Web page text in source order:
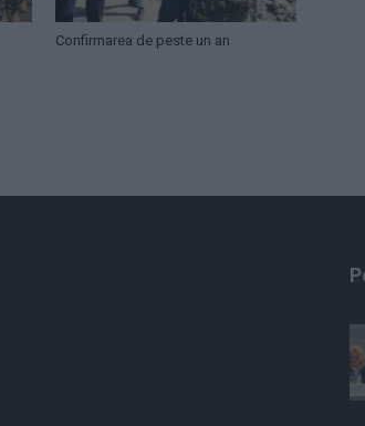
Confirmarea de peste un an